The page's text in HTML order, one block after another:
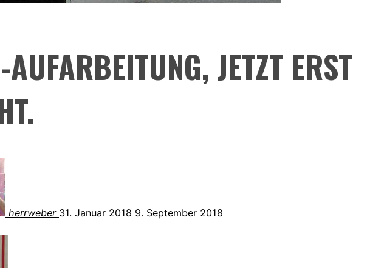
JETZT ERST
herrweber 31. Januar 2018 9. September 2018